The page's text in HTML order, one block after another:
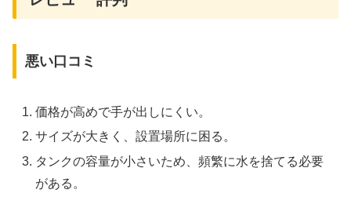
悪い口コミ
価格が高めで手が出しにくい。
サイズが大きく、設置場所に困る。
タンクの容量が小さいため、頻繁に水を捨てる必要
がある。